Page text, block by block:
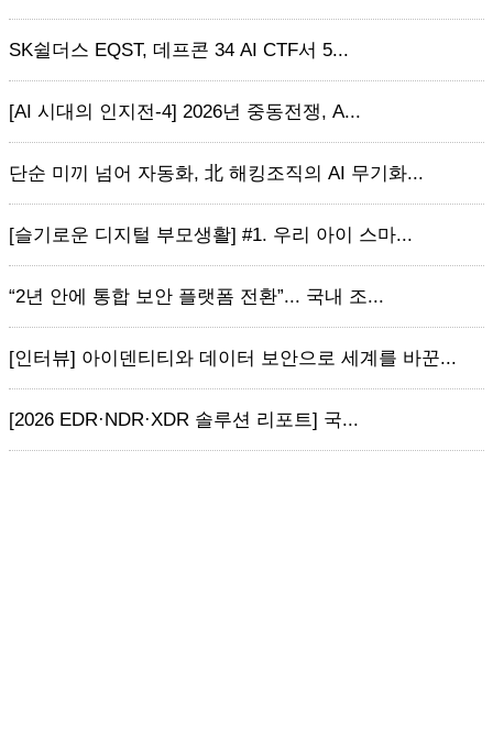
SK쉴더스 EQST, 데프콘 34 AI CTF서 5...
[AI 시대의 인지전-4] 2026년 중동전쟁, A...
단순 미끼 넘어 자동화, 北 해킹조직의 AI 무기화...
[슬기로운 디지털 부모생활] #1. 우리 아이 스마...
“2년 안에 통합 보안 플랫폼 전환”... 국내 조...
[인터뷰] 아이덴티티와 데이터 보안으로 세계를 바꾼...
[2026 EDR·NDR·XDR 솔루션 리포트] 국...